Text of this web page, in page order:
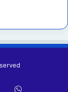
TikTokWhatsApp